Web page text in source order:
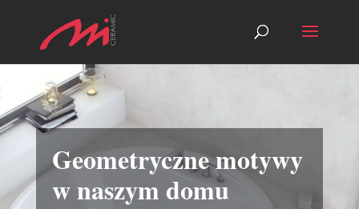
Geometryczne motywy
w naszym domu